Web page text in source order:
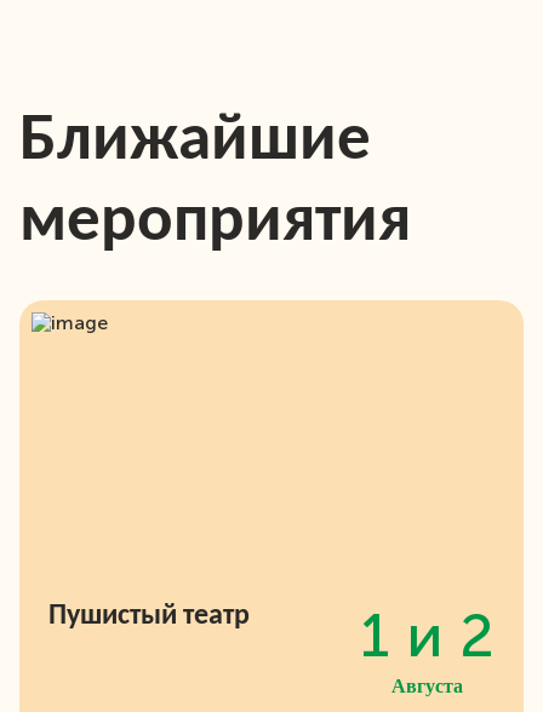
Ближайшие
мероприятия
Пушистый театр 1 и 2
Августа